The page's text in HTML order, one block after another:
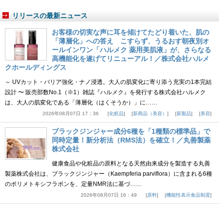
リリースの最新ニュース
お客様の切実な声に耳を傾けてたどり着いた、肌の
「薄層化」への答え こすらず、うるおす朝夜別オ
ールインワン「ハルメク 薬用美肌液」が、さらなる
高機能化を遂げてリニューアル！／株式会社ハルメ
クホールディングス
～ UVカット・バリア強化・ナノ浸透。大人の肌変化に寄り添う充実の1本完結
設計 〜 販売部数No.1（※1）雑誌『ハルメク』を発行する株式会社ハルメク
は、大人の肌変化である「薄層化（はくそうか）」に……
2026年08月07日 17：36 化粧品 新商品（美容） 新製品 美容
ブラックジンジャー成分6種を「1種類の標準品」で
同時定量！新分析法（RMS法）を確立！／丸善製薬
株式会社
健康食品や化粧品の原料となる天然由来成分を製造する丸善
製薬株式会社は、ブラックジンジャー（Kaempferia parviflora）に含まれる6種
のポリメトキシフラボンを、定量NMR法に基づ……
2026年08月07日 16：49 原料 機能性表示食品制度